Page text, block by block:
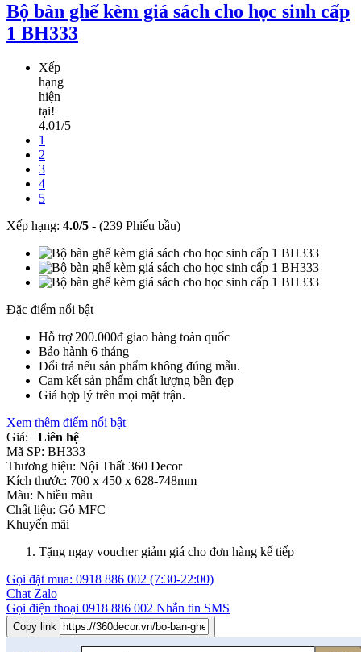
Bộ bàn ghế kèm giá sách cho học sinh cấp
1 BH333
Xếp
hạng
hiện
tại!
4.01/5
1
2
3
4
5
Xếp hạng: 4.0/5 - (239 Phiếu bầu)
Đặc điểm nổi bật
Hỗ trợ 200.000đ giao hàng toàn quốc
Bảo hành 6 tháng
Đổi trả nếu sản phẩm không đúng mẫu.
Cam kết sản phẩm chất lượng bền đẹp
Giá hợp lý trên mọi mặt trận.
Xem thêm điểm nổi bật
Giá:
Liên hệ
Mã SP: BH333
Thương hiệu: Nội Thất 360 Decor
Kích thước: 700 x 450 x 628-748mm
Màu: Nhiều màu
Chất liệu: Gỗ MFC
Khuyến mãi
Tặng ngay voucher giảm giá cho đơn hàng kế tiếp
Gọi đặt mua: 0918 886 002 (7:30-22:00)
Chat Zalo
Gọi điện thoại 0918 886 002 Nhắn tin SMS
Copy link